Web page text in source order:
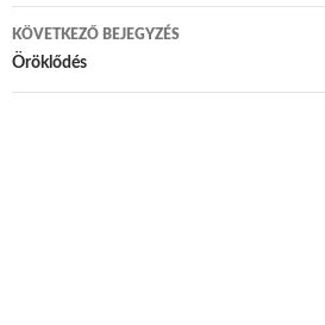
KÖVETKEZŐ BEJEGYZÉS
Öröklődés